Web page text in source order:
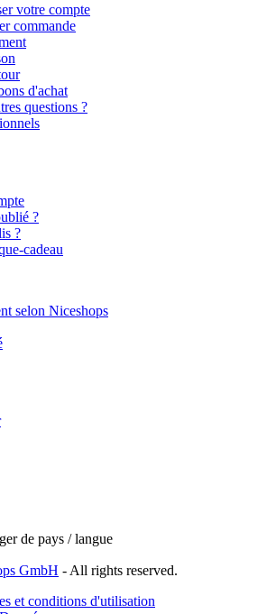
votre compte
commande
d'achat
questions ?
?
?
cadeau
selon Niceshops
de pays / langue
GmbH - All rights reserved.
et conditions d'utilisation